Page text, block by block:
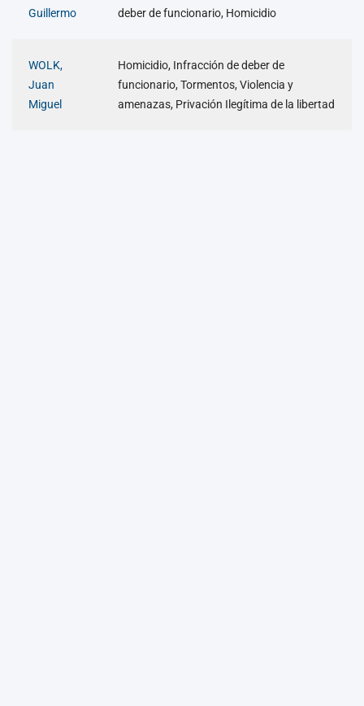
Guillermo
deber de funcionario, Homicidio
WOLK,
Juan
Miguel
Homicidio, Infracción de deber de
funcionario, Tormentos, Violencia y
amenazas, Privación Ilegítima de la libertad